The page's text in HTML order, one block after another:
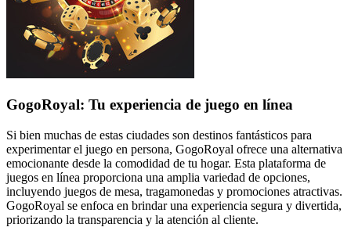
GogoRoyal: Tu experiencia de juego en línea
Si bien muchas de estas ciudades son destinos fantásticos para
experimentar el juego en persona, GogoRoyal ofrece una alternativa
emocionante desde la comodidad de tu hogar. Esta plataforma de
juegos en línea proporciona una amplia variedad de opciones,
incluyendo juegos de mesa, tragamonedas y promociones atractivas.
GogoRoyal se enfoca en brindar una experiencia segura y divertida,
priorizando la transparencia y la atención al cliente.